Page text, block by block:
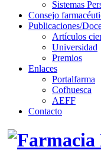
Sistemas
Consejo
Publicaciones/
Artículos
Universidad
Premios
Enlaces
Portalfarma
Cofhuesca
AEFF
Contacto